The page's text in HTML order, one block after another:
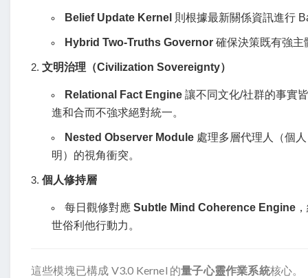
Belief Update Kernel 則根據最新關係資訊進行
Hybrid Two-Truths Governor確保決策既有強主
文明治理（Civilization Sovereignty）
Relational Fact Engine讓不同文化/社群的事實
進和合而不強求絕對統一。
Nested Observer Module處理多層代理人（個
明）的視角衝突。
個人修持層
每日觀修對應 Subtle Mind Coherence Engine
世俗利他行動力。
這些模塊已構成 V3.0 Kernel 的量子心靈作業系統核心。